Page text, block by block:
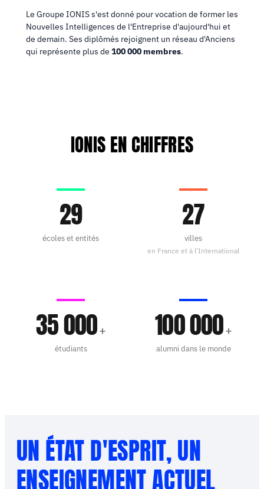
Le Groupe IONIS s'est donné pour vocation de former les
Nouvelles Intelligences de l'Entreprise d'aujourd'hui et
de demain. Ses diplômés rejoignent un réseau d'Anciens
qui représente plus de 100 000 membres.
IONIS EN CHIFFRES
29
écoles et entités
27
villes
en France et à l'International
35 000+
étudiants
100 000+
alumni dans le monde
UN ÉTAT D'ESPRIT, UN
ENSEIGNEMENT ACTUEL